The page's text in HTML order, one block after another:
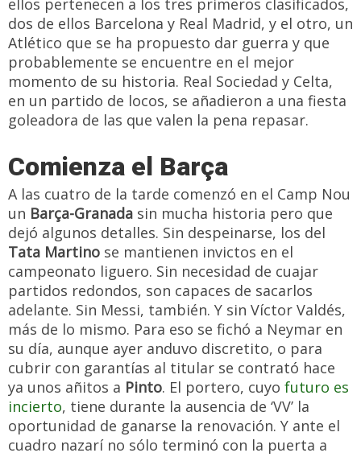
dos de ellos Barcelona y Real Madrid, y el otro, un
Atlético que se ha propuesto dar guerra y que
probablemente se encuentre en el mejor
momento de su historia. Real Sociedad y Celta,
en un partido de locos, se añadieron a una fiesta
goleadora de las que valen la pena repasar.
Comienza el Barça
A las cuatro de la tarde comenzó en el Camp Nou
un Barça-Granada sin mucha historia pero que
dejó algunos detalles. Sin despeinarse, los del
Tata Martino se mantienen invictos en el
campeonato liguero. Sin necesidad de cuajar
partidos redondos, son capaces de sacarlos
adelante. Sin Messi, también. Y sin Víctor Valdés,
más de lo mismo. Para eso se fichó a Neymar en
su día, aunque ayer anduvo discretito, o para
cubrir con garantías al titular se contrató hace
ya unos añitos a Pinto. El portero, cuyo futuro es
incierto, tiene durante la ausencia de ‘VV’ la
oportunidad de ganarse la renovación. Y ante el
cuadro nazarí no sólo terminó con la puerta a